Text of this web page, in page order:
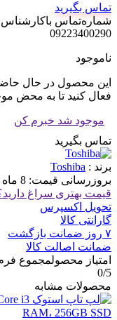
تماس بگیرید
شماره‌تماس‌ با‌کارشناس
09223400290
ناموجود
این محصول در حال حاضر
فعال کنید تا به محض
موجود شد خبرم کن
تماس بگیرید
برند : Toshiba
بروزرسانی قیمت: 8 ماه پیش
قیمت بهتری سراغ
تحویل اکسپرس
گارانتی کالا
۷ روز ضمانت بازگشت
ضمانت اصالت کالا
امتیاز محصولمجموع
0/5
محصولات مشابه